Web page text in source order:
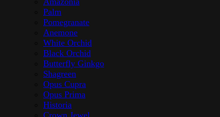
Palm
Pomegranate
Anemone
White Orchid
Black Orchid
Butterfly Ginkgo
Shagreen
Opus Cupra
Opus Prima
Historia
Crown Jewel